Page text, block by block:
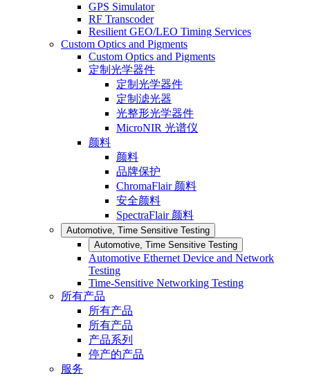
GPS Simulator
RF Transcoder
Resilient GEO/LEO Timing Services
Custom Optics and Pigments
Custom Optics and Pigments
定制光学器件
定制光学器件
定制滤光器
光整形光学器件
MicroNIR 光谱仪
颜料
颜料
品牌保护
ChromaFlair 颜料
安全颜料
SpectraFlair 颜料
Automotive, Time Sensitive Testing
Automotive, Time Sensitive Testing
Automotive Ethernet Device and Network
Testing
Time-Sensitive Networking Testing
所有产品
所有产品
所有产品
产品系列
停产的产品
服务